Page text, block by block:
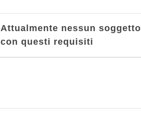
Attualmente nessun soggetto
con questi requisiti